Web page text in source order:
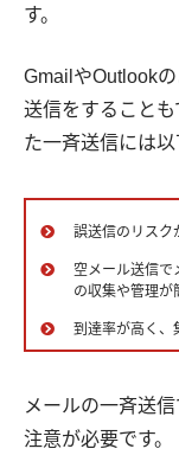
す。
GmailやOutlook
送信をすること
た一斉送信には以
誤送信のリスク
空メール送信で
の収集や管理が
到達率が高く、
メールの一斉送
注意が必要です。